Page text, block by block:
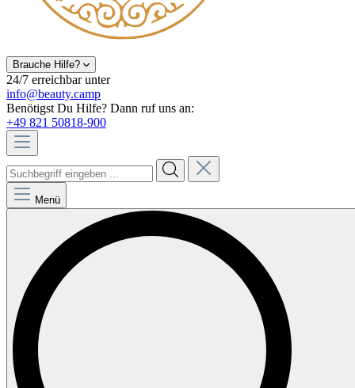
Brauche Hilfe?
24/7 erreichbar unter
info@beauty.camp
Benötigst Du Hilfe? Dann ruf uns an:
+49 821 50818-900
Menü